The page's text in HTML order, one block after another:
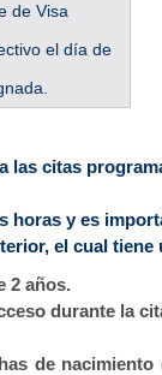
de Visa
el día de
las citas
horas y es
el cual tiene
2 años.
durante la
de